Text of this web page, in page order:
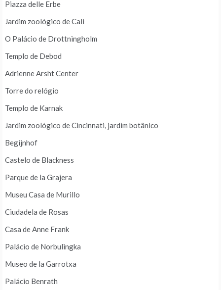
Piazza delle Erbe
Jardim zoológico de Cali
O Palácio de Drottningholm
Templo de Debod
Adrienne Arsht Center
Torre do relógio
Templo de Karnak
Jardim zoológico de Cincinnati, jardim botânico
Begijnhof
Castelo de Blackness
Parque de la Grajera
Museu Casa de Murillo
Ciudadela de Rosas
Casa de Anne Frank
Palácio de Norbulingka
Museo de la Garrotxa
Palácio Benrath